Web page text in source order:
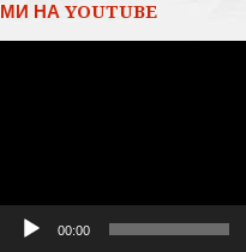
МИ НА YOUTUBE
00:00